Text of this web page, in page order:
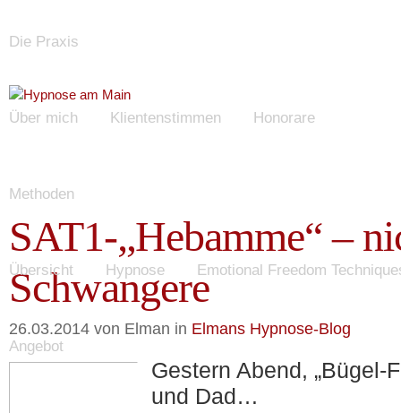
Die Praxis
Über mich Klientenstimmen Honorare
Methoden
Übersicht Hypnose Emotional Freedom
Angebot
SAT1-„Hebamme“ –
Schwangere
26.03.2014 von Elman in Elmans Hypnose-Blog
Gestern Abend, „Bügel-
und Dad…